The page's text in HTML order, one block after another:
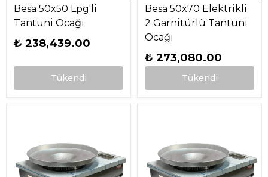
Besa 50x50 Lpg'li
Tantuni Ocağı
₺ 238,439.00
Tükendi
Besa 50x70 Elektrikli
2 Garnitürlü Tantuni
Ocağı
₺ 273,080.00
Tükendi